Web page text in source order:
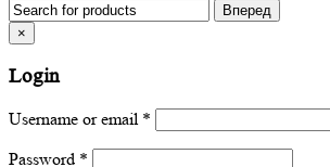
×
Login
Username or email *
Password *